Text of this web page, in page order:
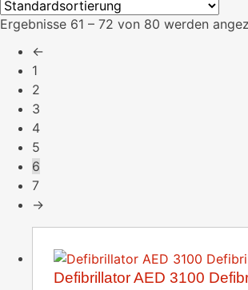
Ergebnisse 61 – 72 von 80 werden
←
1
2
3
4
5
6
7
→
Defibrillator AED 3100